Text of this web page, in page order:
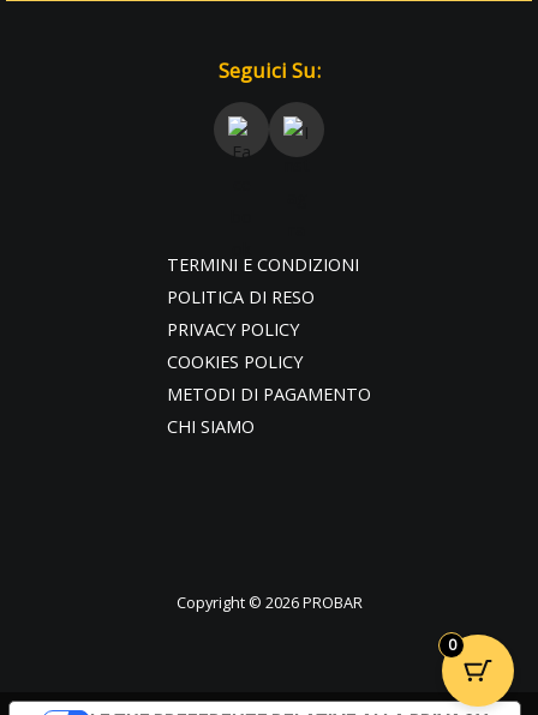
Seguici Su:
TERMINI E CONDIZIONI
POLITICA DI RESO
PRIVACY POLICY
COOKIES POLICY
METODI DI PAGAMENTO
CHI SIAMO
Copyright © 2026 PROBAR
0